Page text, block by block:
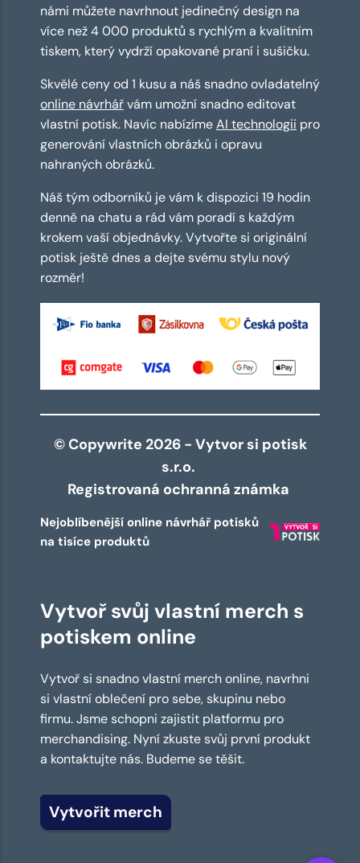
námi můžete navrhnout jedinečný design na
více než 4 000 produktů s rychlým a kvalitním
tiskem, který vydrží opakované praní i sušičku.
Skvělé ceny od 1 kusu a náš snadno ovladatelný
online návrhářvám umožní snadno editovat
vlastní potisk. Navíc nabízímeAI technologii pro
generování vlastních obrázků i opravu
nahraných obrázků.
Náš tým odborníků je vám k dispozici 19 hodin
denně na chatu a rád vám poradí s každým
krokem vaší objednávky. Vytvořte si originální
potisk ještě dnes a dejte svému stylu nový
rozměr!
© Copywrite 2026 - Vytvor si potisk
s.r.o.
Registrovaná ochranná známka
Nejoblíbenější online návrhář potisků
na tisíce produktů
Vytvoř svůj vlastní merch s
potiskem online
Vytvoř si snadno vlastní merch online, navrhni
si vlastní oblečení pro sebe, skupinu nebo
firmu. Jsme schopni zajistit platformu pro
merchandising. Nyní zkuste svůj první produkt
a kontaktujte nás. Budeme se těšit.
Vytvořit merch